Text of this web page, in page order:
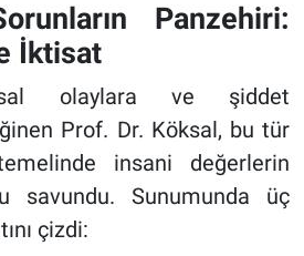
Panzehiri:
İktisat
olaylara ve şiddet
Prof. Dr. Köksal, bu tür
insani değerlerin
savundu. Sunumunda üç
çizdi: